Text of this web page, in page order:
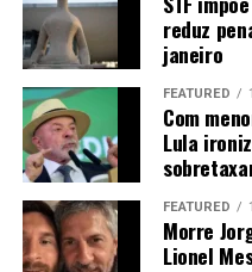
relação à onça-pintada. A
suas presas por meio de
provocando asfixia.
alimentar pela região das
vísceras.
Quando não consome
esconder a carcaça
Dessa forma, consegue
reduz
janeiro
FEATURED
Com
Lula
FEATURED
Morre
Lionel